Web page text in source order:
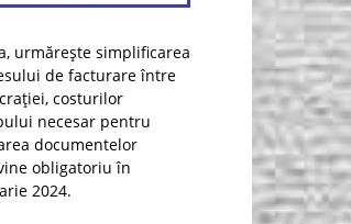
urmărește simplificarea
de facturare între
costurilor
necesar pentru
documentelor
obligatoriu în
2024.